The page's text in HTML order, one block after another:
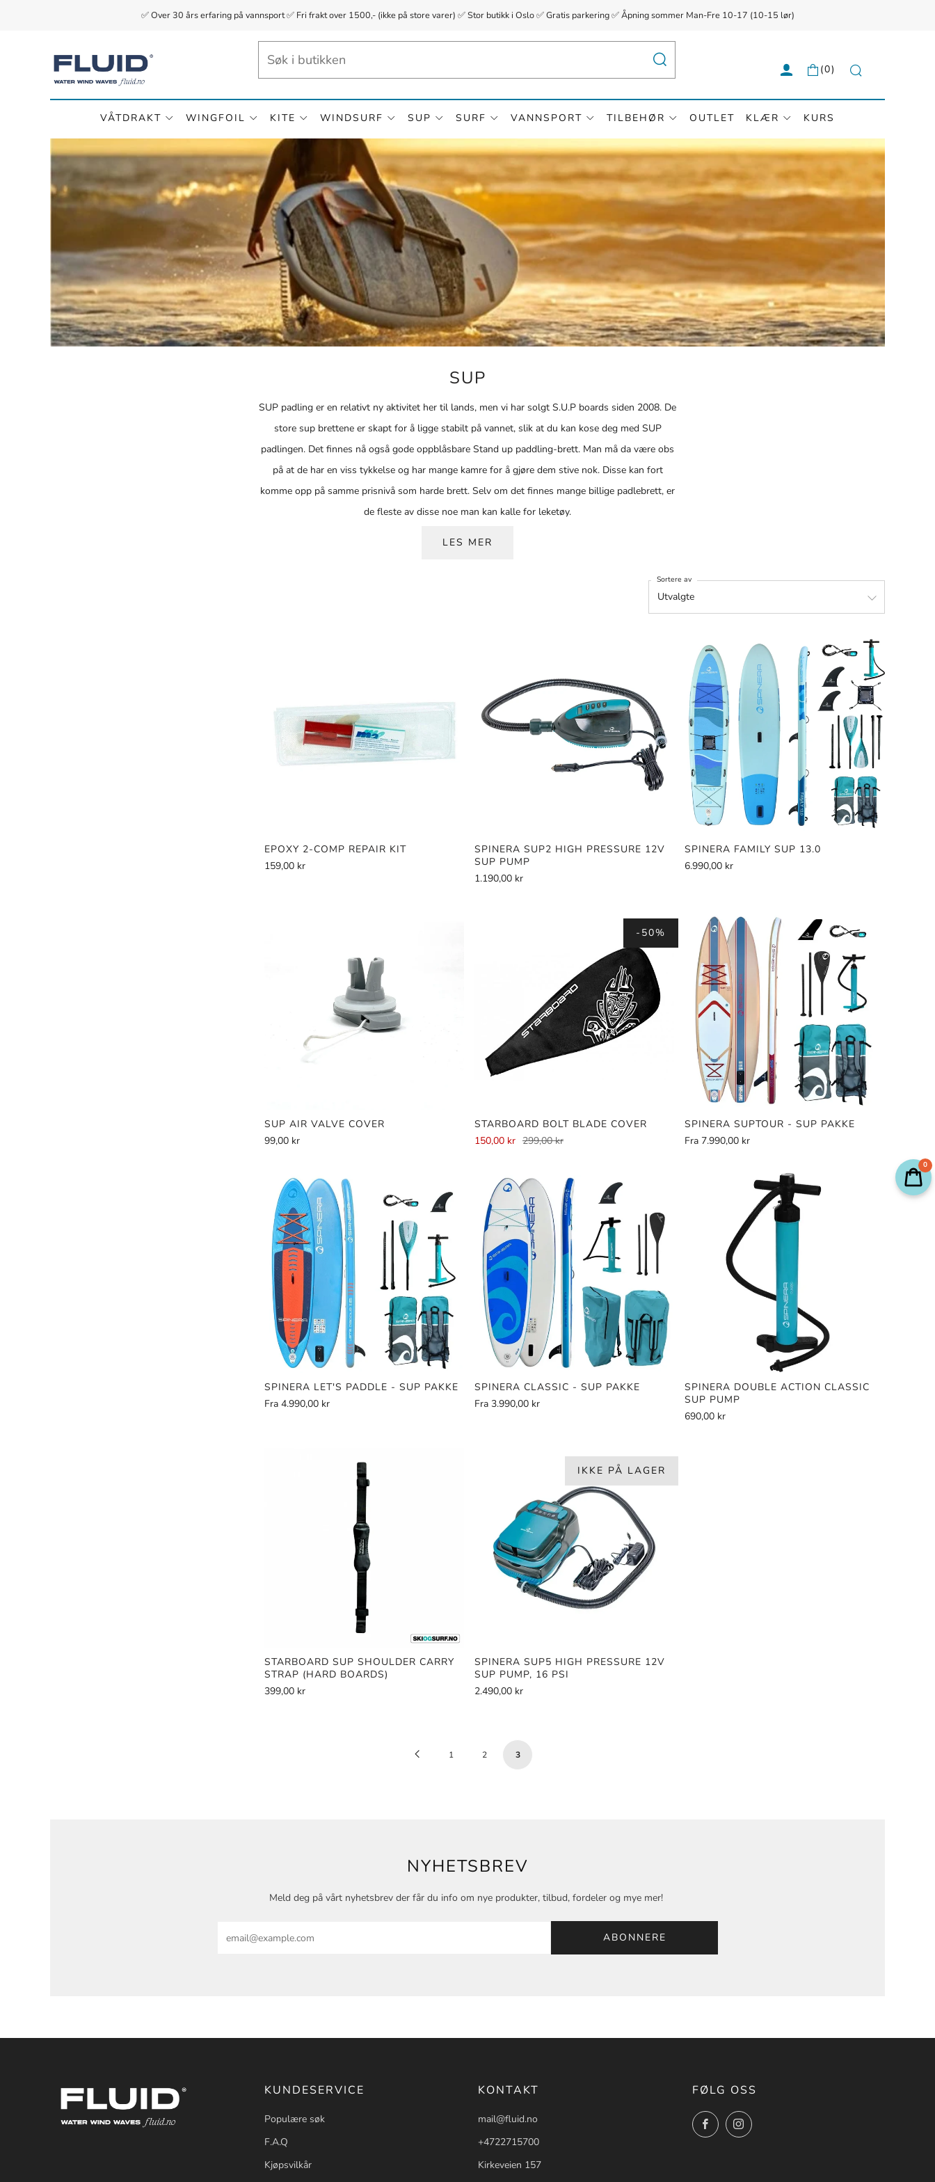
✅ Over 30 års erfaring på vannsport ✅ Fri frakt over 1500,- (ikke på store varer) ✅ Stor butikk i Oslo ✅ Gratis parkering ✅ Åpning sommer Man-Fre 10-17 (10-15 lør)
Søk
VÅTDRAKT WINGFOIL KITE WINDSURF SUP SURF VANNSPORT TILBEHØR OUTLET KLÆR KURS
(0)
SUP
SUP padling er en relativt ny aktivitet her til lands, men vi har solgt S.U.P boards siden 2008. De
store sup brettene er skapt for å ligge stabilt på vannet, slik at du kan kose deg med SUP
padlingen. Det finnes nå også gode oppblåsbare Stand up paddling-brett. Man må da være obs
på at de har en viss tykkelse og har mange kamre for å gjøre dem stive nok. Disse kan fort
komme opp på samme prisnivå som harde brett. Selv om det finnes mange billige padlebrett, er
de fleste av disse noe man kan kalle for leketøy.
SUP PADLEBRETTET DU BØR VELGE!
Våre stand up paddling board, som det så fint heter, har en startpris på under 4500 kroner. Den
Er SUP brett noe for deg?
Et oppblåsbart SUP-brett er altså ikke noe must om du har plass og mulighet til å ha et stivere
og mer solid brett. Om du skal ha ditt SUP-padlebrett i en mindre båt eller en leilighet er
oppblåsbare padlebrett løsningen. Husk at SUP brettet må tåle brukerens vekt og at man må
bruke en skikkelig åre. Hvis du er nysgjerrig på stand up paddling i Oslo, kan du ta turen innom
LES MER
Sortere av
EPOXY 2-COMP REPAIR KIT
159,00 kr
SPINERA SUP2 HIGH PRESSURE 12V
SUP PUMP
1.190,00 kr
SPINERA FAMILY SUP 13.0
6.990,00 kr
SUP AIR VALVE COVER
99,00 kr
-50%
STARBOARD BOLT BLADE COVER
150,00 kr 299,00 kr
SPINERA SUPTOUR - SUP PAKKE
Fra 7.990,00 kr
SPINERA LET'S PADDLE - SUP PAKKE
Fra 4.990,00 kr
SPINERA CLASSIC - SUP PAKKE
Fra 3.990,00 kr
SPINERA DOUBLE ACTION CLASSIC
SUP PUMP
690,00 kr
STARBOARD SUP SHOULDER CARRY
STRAP (HARD BOARDS)
399,00 kr
IKKE PÅ LAGER
SPINERA SUP5 HIGH PRESSURE 12V
SUP PUMP, 16 PSI
2.490,00 kr
Previous1 2 3
NYHETSBREV
Meld deg på vårt nyhetsbrev der får du info om nye produkter, tilbud, fordeler og mye mer!
ABONNERE
KUNDESERVICE
Populære søk
F.A.Q
Kjøpsvilkår
KONTAKT
mail@fluid.no
+4722715700
Kirkeveien 157
FØLG OSS
FacebookInstagram
{{currency}}{{discount}} undefined
0